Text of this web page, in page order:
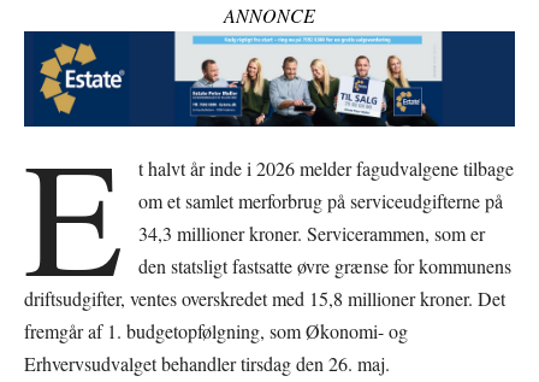
ANNONCE
E
t halvt år inde i 2026 melder fagudvalgene tilbage
om et samlet merforbrug på serviceudgifterne på
34,3 millioner kroner. Servicerammen, som er
den statsligt fastsatte øvre grænse for kommunens
driftsudgifter, ventes overskredet med 15,8 millioner kroner. Det
fremgår af 1. budgetopfølgning, som Økonomi- og
Erhvervsudvalget behandler tirsdag den 26. maj.